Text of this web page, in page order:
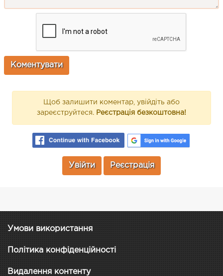
Щоб залишити коментар, увійдіть або
зареєструйтеся. Реєстрація безкоштовна!
Увійти Реєстрація
Умови використання
Політика конфіденційності
Видалення контенту